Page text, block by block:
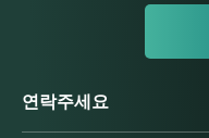
연락주세요